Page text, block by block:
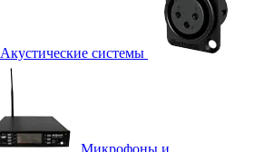
Акустические системы
Микрофоны и